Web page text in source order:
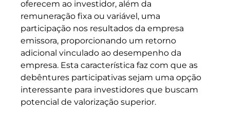
oferecem ao investidor, além da
remuneração fixa ou variável, uma
participação nos resultados da empresa
emissora, proporcionando um retorno
adicional vinculado ao desempenho da
empresa. Esta característica faz com que as
debêntures participativas sejam uma opção
interessante para investidores que buscam
potencial de valorização superior.